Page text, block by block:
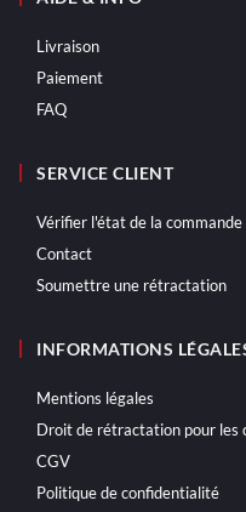
Livraison
Paiement
FAQ
SERVICE CLIENT
Vérifier l'état de la commande
Contact
Soumettre une rétractation
INFORMATIONS
Mentions légales
Droit de rétractation pour les
CGV
Politique de confidentialité